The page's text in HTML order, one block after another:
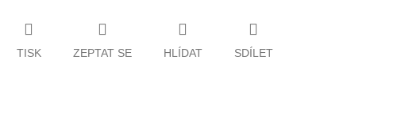
TISK ZEPTAT SE HLÍDAT SDÍLET